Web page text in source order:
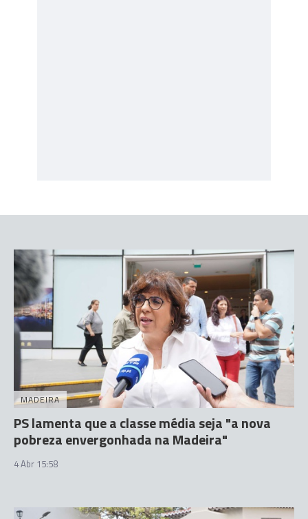
MADEIRA
PS lamenta que a classe média seja "a nova
pobreza envergonhada na Madeira"
4 Abr 15:58